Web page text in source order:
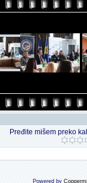
Pređite mišem preko
Powered by